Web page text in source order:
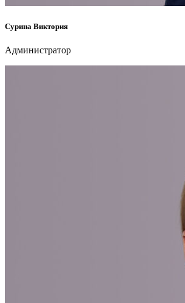
Сурина Виктория
Администратор